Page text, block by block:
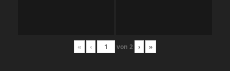
« ‹ von 2 › »